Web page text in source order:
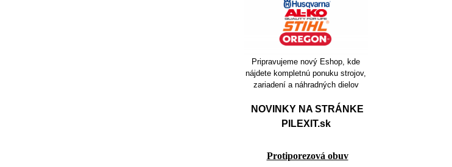
Pripravujeme nový Eshop, kde
nájdete kompletnú ponuku strojov,
zariadení a náhradných dielov
NOVINKY NA STRÁNKE
PILEXIT.sk
Protiporezová obuv